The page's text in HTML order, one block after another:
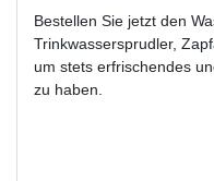
Bestellen Sie jetzt den
Trinkwassersprudler,
um stets erfrischendes
zu haben.